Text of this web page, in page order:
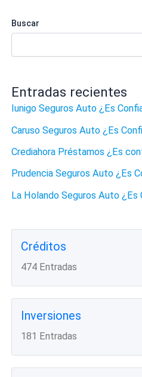
Buscar
Entradas recientes
Iunigo Seguros Auto ¿Es
Caruso Seguros Auto ¿Es
Crediahora Préstamos ¿Es
Prudencia Seguros Auto ¿Es
La Holando Seguros Auto ¿Es
Créditos
474 Entradas
Inversiones
181 Entradas